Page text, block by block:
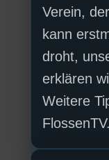
Verein,
kann
droht,
erklären
Weitere
FlossenTV.